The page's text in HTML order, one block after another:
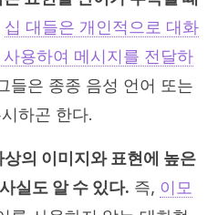
십 대들은 개인적으로 대화
용하여 메시지를 전달하
들은 종종 음성 언어 또는
하곤 한다.
의 이미지와 표현에 높은
실도 알 수 있다. 즉, 이모